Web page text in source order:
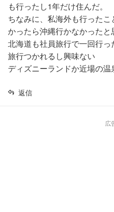
も行ったし1年だけ住んだ。
ちなみに、私海外も行った
かったら沖縄行かなかったと
北海道も社員旅行で一回行っ
旅行つかれるし興味ない
ディズニーランドか近場の
返信
広